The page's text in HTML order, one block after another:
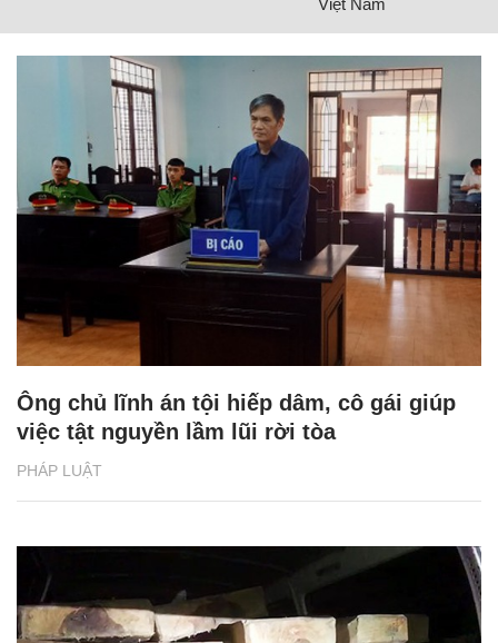
Việt Nam
PHÁP LUẬT
Ông chủ lĩnh án tội hiếp dâm, cô gái giúp
việc tật nguyền lầm lũi rời tòa